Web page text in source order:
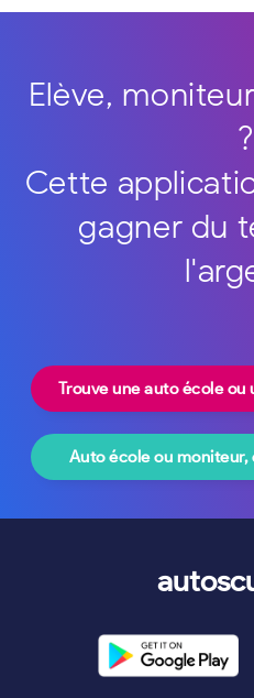
Elève,
?
Cette
gagner du
Trouve une auto école
Auto école ou